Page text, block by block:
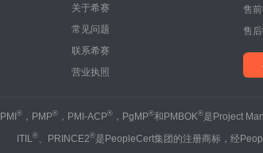
关于希赛
常见问题
联系希赛
营业执照
售前
售后
PMI®，PMP®，PMI-ACP®，PgMP®和PMBOK®是Project
ITIL®、PRINCE2®是PeopleCert集团的注册商标，经